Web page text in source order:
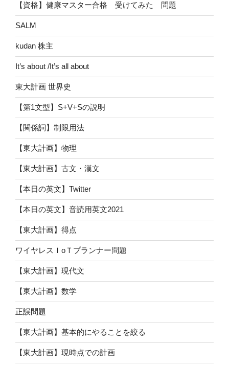
【資格】健康マスター合格 受けてみた 問題
SALM
kudan 株主
It’s about /It’s all about
東大計画 世界史
【第1文型】S+V+Sの説明
【関係詞】制限用法
【東大計画】物理
【東大計画】古文・漢文
【本日の英文】Twitter
【本日の英文】音読用英文2021
【東大計画】得点
ワイヤレスＩoＴプランナー問題
【東大計画】現代文
【東大計画】数学
正誤問題
【東大計画】基本的にやることを絞る
【東大計画】現時点での計画